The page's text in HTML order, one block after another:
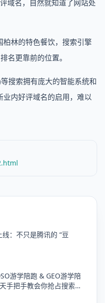
域名，自然就知道了网站处
林的特色餐饮，搜索引擎
名更靠前的位置。
搜索拥有庞大的智能系统和
内好评域名的启用，难以
：不只是腾讯的 “豆
游学陪跑 & GEO游学陪
手把手教会你抢占搜索流